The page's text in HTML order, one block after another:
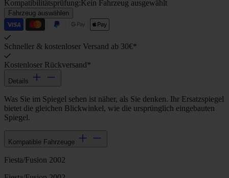
Kompatibilitätsprüfung:Kein Fahrzeug ausgewählt
Fahrzeug auswählen
Schneller & kostenloser Versand ab 30€*
Kostenloser Rückversand*
Details
Was Sie im Spiegel sehen ist näher, als Sie denken. Ihr Ersatzspiegel
bietet die gleichen Blickwinkel, wie die ursprünglich eingebauten
Spiegel.
Kompatible Fahrzeuge
Fiesta/Fusion 2002